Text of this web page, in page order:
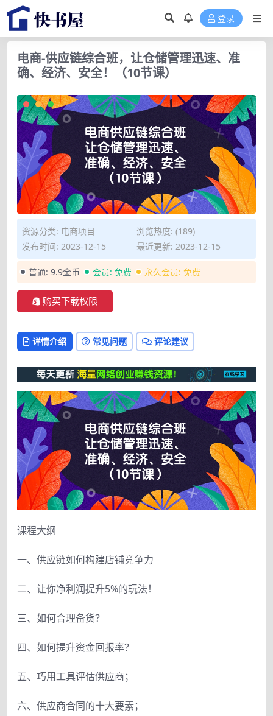
登录
电商-供应链综合班，让仓储管理迅速、准
确、经济、安全！（10节课）
资源分类: 电商项目
浏览热度: (189)
发布时间: 2023-12-15
最近更新: 2023-12-15
普通: 9.9金币 会员: 免费 永久会员: 免费
购买下载权限
详情介绍 常见问题 评论建议
课程大纲
一、供应链如何构建店铺竞争力
二、让你净利润提升5%的玩法！
三、如何合理备货？
四、如何提升资金回报率？
五、巧用工具评估供应商；
六、供应商合同的十大要素；